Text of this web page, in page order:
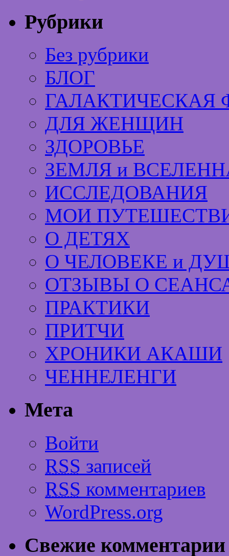
Рубрики
Без рубрики
БЛОГ
ГАЛАКТИЧЕСКАЯ
ДЛЯ ЖЕНЩИН
ЗДОРОВЬЕ
ЗЕМЛЯ и
ИССЛЕДОВАНИЯ
МОИ
О ДЕТЯХ
О ЧЕЛОВЕКЕ и
ОТЗЫВЫ О
ПРАКТИКИ
ПРИТЧИ
ХРОНИКИ АКАШИ
ЧЕННЕЛЕНГИ
Мета
Войти
RSS записей
RSS комментариев
WordPress.org
Свежие комментарии